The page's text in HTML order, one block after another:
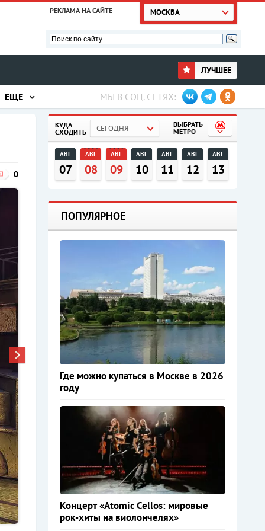
РЕКЛАМА НА САЙТЕ МОСКВА
ЛУЧШЕЕ
ЕЩЕ МЫ В СОЦ. СЕТЯХ:
0
КУДА
СХОДИТЬ
СЕГОДНЯ
ВЫБРАТЬ
МЕТРО
АВГ
07
АВГ
08
АВГ
09
АВГ
10
АВГ
11
АВГ
12
АВГ
13
ПОПУЛЯРНОЕ
Где можно купаться в Москве в 2026
году
Концерт «Atomic Cellos: мировые
рок-хиты на виолончелях»